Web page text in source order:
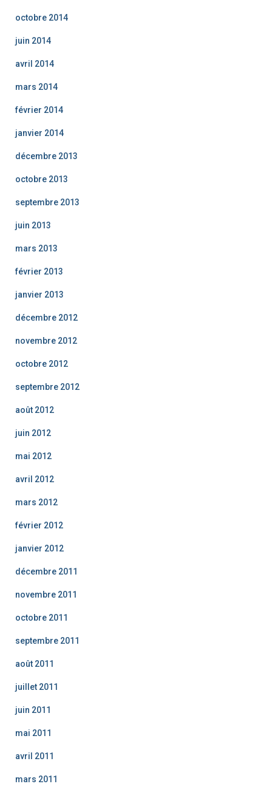
octobre 2014
juin 2014
avril 2014
mars 2014
février 2014
janvier 2014
décembre 2013
octobre 2013
septembre 2013
juin 2013
mars 2013
février 2013
janvier 2013
décembre 2012
novembre 2012
octobre 2012
septembre 2012
août 2012
juin 2012
mai 2012
avril 2012
mars 2012
février 2012
janvier 2012
décembre 2011
novembre 2011
octobre 2011
septembre 2011
août 2011
juillet 2011
juin 2011
mai 2011
avril 2011
mars 2011